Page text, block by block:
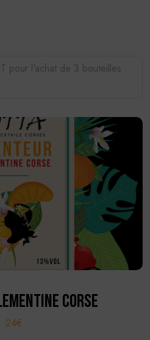
pour l'achat de 3 bouteilles
CORSE
24€